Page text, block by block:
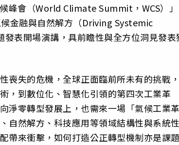
峰會（World Climate Summit，WCS）」
金融與自然解方（Driving Systemic
表開場演講，具前瞻性與全方位洞見發表
喪失的危機，全球正面臨前所未有的挑戰，
，到數位化、智慧化引領的第四次工業革
淨零轉型發展上，也需來一場「氣候工業革
自然解方、科技應用等領域結構性與系統性
帶來衝擊，如何打造公正轉型機制亦是課題